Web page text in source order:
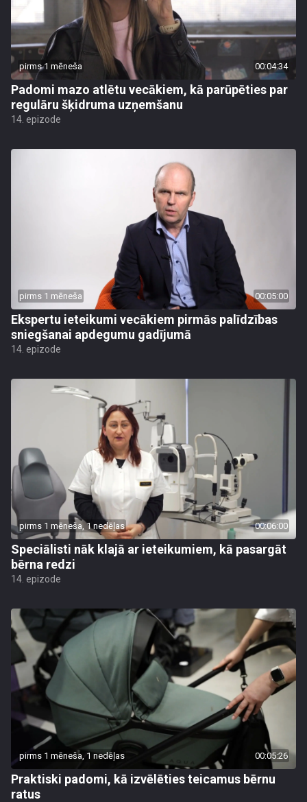
pirms 1 mēneša 00:04:34
Padomi mazo atlētu vecākiem, kā parūpēties par
regulāru šķidruma uzņemšanu
14. epizode
pirms 1 mēneša 00:05:00
Ekspertu ieteikumi vecākiem pirmās palīdzības
sniegšanai apdegumu gadījumā
14. epizode
pirms 1 mēneša, 1 nedēļas 00:06:00
Speciālisti nāk klajā ar ieteikumiem, kā pasargāt
bērna redzi
14. epizode
pirms 1 mēneša, 1 nedēļas 00:05:26
Praktiski padomi, kā izvēlēties teicamus bērnu
ratus